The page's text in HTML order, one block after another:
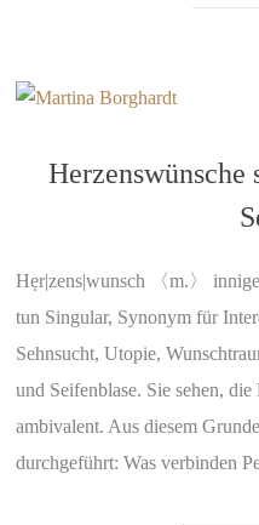
Herzenswünsche
Hẹr|zens|wunsch 〈m.〉
tun Singular, Synonym für
Sehnsucht, Utopie,
und Seifenblase. Sie sehen,
ambivalent. Aus diesem
durchgeführt: Was verbinden